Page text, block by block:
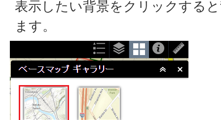
表示したい背景をクリックする
ます。